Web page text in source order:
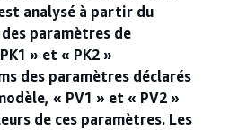
analysé à partir du
paramètres de
» et « PK2 »
des paramètres déclarés
« PV1 » et « PV2 »
de ces paramètres. Les